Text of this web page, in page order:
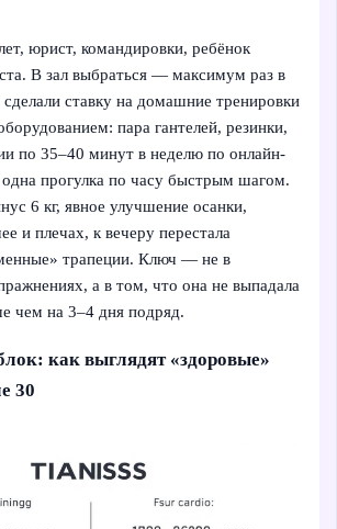
юрист, командировки, ребёнок
В зал выбраться — максимум раз в
ставку на домашние тренировки
пара гантелей, резинки,
по 35–40 минут в неделю по онлайн-
прогулка по часу быстрым шагом.
6 кг, явное улучшение осанки,
и плечах, к вечеру перестала
трапеции. Ключ — не в
а в том, что она не выпадала
чем на 3–4 дня подряд.
как выглядят «здоровые»
30